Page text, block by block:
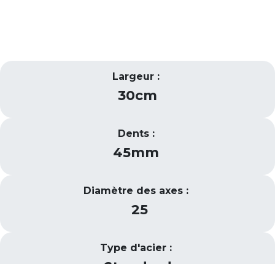
Largeur :
30cm
Dents :
45mm
Diamètre des axes :
25
Type d'acier :